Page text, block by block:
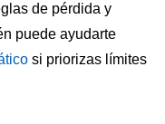
de pérdida y
puede ayudarte
si priorizas límites